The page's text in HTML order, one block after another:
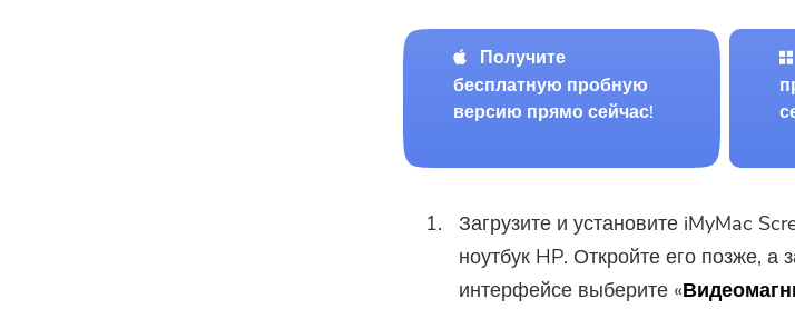
Получите
бесплатную пробную
версию прямо сейчас!
Загрузите и установите iMyMac
ноутбук HP. Откройте его позже, а
интерфейсе выберите «